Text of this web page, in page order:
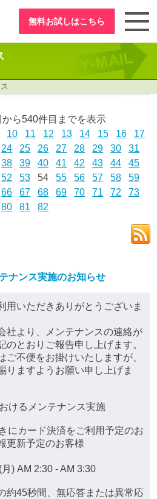
無料お試しはこちら
ら540件目までを表示
10 11 12 13 14 15 16
17
24 25 26 27 28 29 30
31
38 39 40 41 42 43 44
45
52 53 5455 56 57 58
59
66 67 68 69 70 71 72
73
80 81 82
ナンス実施のお知らせ
用いただきありがとうございま
社より、メンテナンスの連絡が
のとおりご報告申し上げます。
ご不便をお掛けいたしますが、
りますようお願い申し上げま
けるメンテナンス実施
カード決済をご利用予定のお
更新予定のお客様
AM 2:30 - AM 3:30
約45秒間、無応答または異常応